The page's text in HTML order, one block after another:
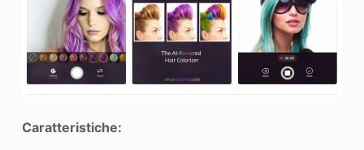
Caratteristiche: